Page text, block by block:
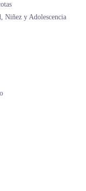
Niñez y Adolescencia